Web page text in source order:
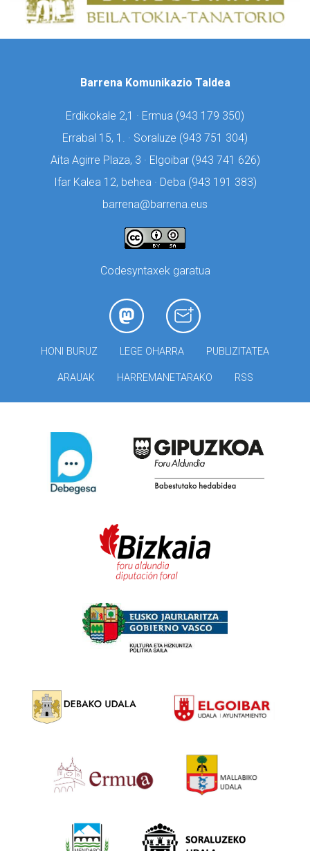
Barrena Komunikazio Taldea
Erdikokale 2,1 · Ermua (943 179 350)
Errabal 15, 1. · Soraluze (943 751 304)
Aita Agirre Plaza, 3 · Elgoibar (943 741 626)
Ifar Kalea 12, behea · Deba (943 191 383)
barrena@barrena.eus
Codesyntaxek garatua
HONI BURUZ LEGE OHARRA PUBLIZITATEA
ARAUAK HARREMANETARAKO RSS